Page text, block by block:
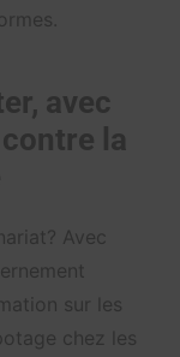
avec
contre la
Avec
sur les
chez les